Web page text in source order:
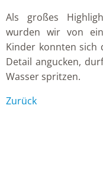
Als großes
wurden wir von
Kinder konnten sich
Detail angucken,
Wasser spritzen.
Zurück